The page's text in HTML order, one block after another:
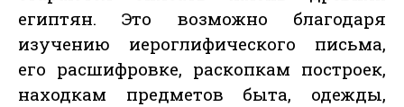
египтян. Это возможно благодаря
изучению иероглифического письма,
его расшифровке, раскопкам построек,
находкам предметов быта, одежды,